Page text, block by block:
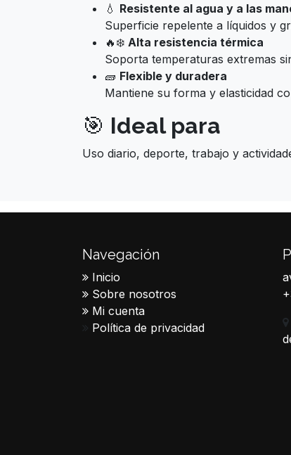
💧 Resistente al agua y a las
Superficie repelente a líquidos y
🔥❄️ Alta resistencia térmica
Soporta temperaturas extremas
🧱 Flexible y duradera
Mantiene su forma y elasticidad
🎯 Ideal para
Uso diario, deporte, trabajo y
Navegación
Inicio
Sobre nosotros
Mi cuenta
Política de privacidad